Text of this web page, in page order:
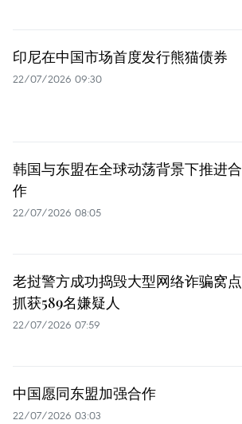
印尼在中国市场首度发行熊猫债券
22/07/2026 09:30
韩国与东盟在全球动荡背景下推进合
作
22/07/2026 08:05
老挝警方成功捣毁大型网络诈骗窝点
抓获589名嫌疑人
22/07/2026 07:59
中国愿同东盟加强合作
22/07/2026 03:03